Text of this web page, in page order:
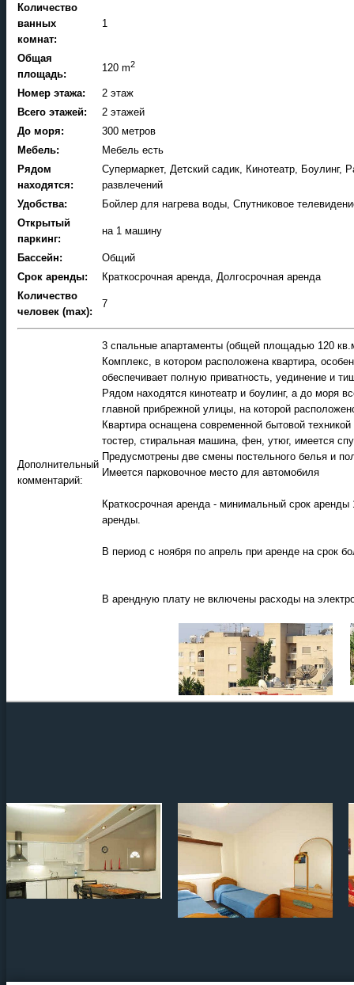
Количество
ванных
комнат:
1
Общая
площадь:
120 m2
Номер этажа:
2 этаж
Всего этажей:
2 этажей
До моря:
300 метров
Мебель:
Мебель есть
Рядом
находятся:
Супермаркет, Детский садик, Кинотеатр, Боулинг,
развлечений
Удобства:
Бойлер для нагрева воды, Спутниковое
Открытый
паркинг:
на 1 машину
Бассейн:
Общий
Срок аренды:
Краткосрочная аренда, Долгосрочная аренда
Количество
человек (max):
7
Дополнительный
комментарий:
3 спальные апартаменты (общей площадью 120
Комплекс, в котором расположена квартира,
обеспечивает полную приватность, уединение и
Рядом находятся кинотеатр и боулинг, а до моря
главной прибрежной улицы, на которой
Квартира оснащена современной бытовой
тостер, стиральная машина, фен, утюг, имеется
Предусмотрены две смены постельного белья и
Имеется парковочное место для автомобиля
Краткосрочная аренда - минимальный срок
аренды.
В период с ноября по апрель при аренде на срок
В арендную плату не включены расходы на